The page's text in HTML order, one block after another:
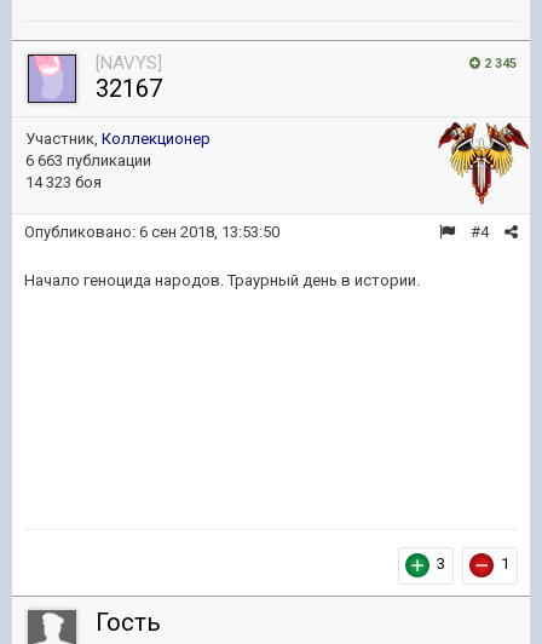
2 345
[NAVYS]
32167
Участник, Коллекционер
6 663 публикации
14 323 боя
#4
Опубликовано: 6 сен 2018, 13:53:50
Начало геноцида народов. Траурный день в истории.
3 1
Гость